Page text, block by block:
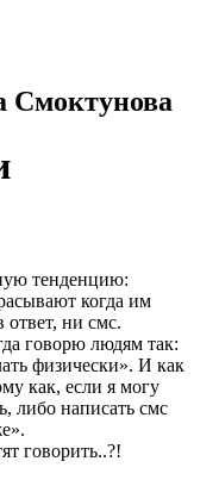
тенденцию:
когда им
ни смс.
говорю людям так:
физически». И как
как, если я могу
либо написать смс
говорить..?!